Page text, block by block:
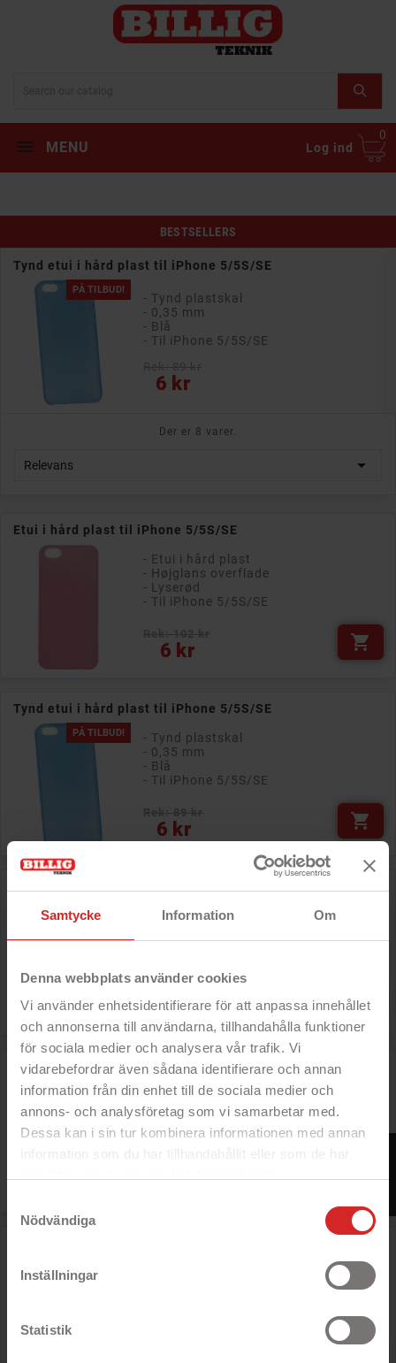
Samtycke Information Om
Denna webbplats använder cookies
Vi använder enhetsidentifierare för att anpassa innehållet
och annonserna till användarna, tillhandahålla funktioner
för sociala medier och analysera vår trafik. Vi
vidarebefordrar även sådana identifierare och annan
information från din enhet till de sociala medier och
annons- och analysföretag som vi samarbetar med.
Dessa kan i sin tur kombinera informationen med annan
information som du har tillhandahållit eller som de har
Nödvändiga
Inställningar
Statistik
MENU Log ind
0
BESTSELLERS
Tynd etui i hård plast til iPhone 5/5S/SE
PÅ TILBUD!
- Tynd plastskal
- 0,35 mm
- Blå
- Til iPhone 5/5S/SE
6 kr
Pris
Der er 8 varer.
Relevans 
Etui i hård plast til iPhone 5/5S/SE
- Etui i hård plast
- Højglans overflade
- Lyserød
- Til iPhone 5/5S/SE
6 kr
Pris 
Tynd etui i hård plast til iPhone 5/5S/SE
PÅ TILBUD!
- Tynd plastskal
- 0,35 mm
- Blå
- Til iPhone 5/5S/SE
6 kr
Pris 
PÅ TILBUD!
- Tynd plastskal
- Gul
6 kr
Pris 
Tynd plastikskal for iPhone 5 / 5S / SE
PÅ TILBUD!
- Tynd plastskal
- 0,35 mm
- Lilla
- Til iPhone 5/5S/SE
6 kr
Pris 
- Bakstycke med diamantinlägg